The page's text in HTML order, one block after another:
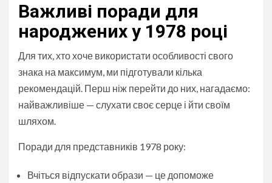
Важливі поради для
народжених у 1978 році
Для тих, хто хоче використати особливості свого
знака на максимум, ми підготували кілька
рекомендацій. Перш ніж перейти до них, нагадаємо:
найважливіше — слухати своє серце і йти своїм
шляхом.
Поради для представників 1978 року:
Вчіться відпускати образи — це допоможе